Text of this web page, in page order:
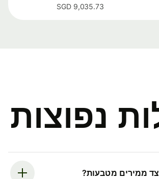
9,035.73
SGD
נפוצות
ממירים מטבעות?